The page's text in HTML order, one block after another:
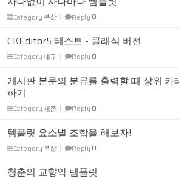
Category 부산 Reply 0
CKEditor5 테스트 - 클래식 버전
Category대구 Reply 0
게시판 본문의 분류를 출력할 때 상위 카
하기
Category세종 Reply 0
템플릿 요소별 조합을 해보자!
Category 부산 Reply 0
청춘의 교향악 템플릿